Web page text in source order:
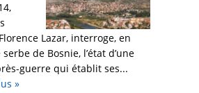
Lazar, interroge, en
de Bosnie, l’état d’une
guerre qui établit ses...
»